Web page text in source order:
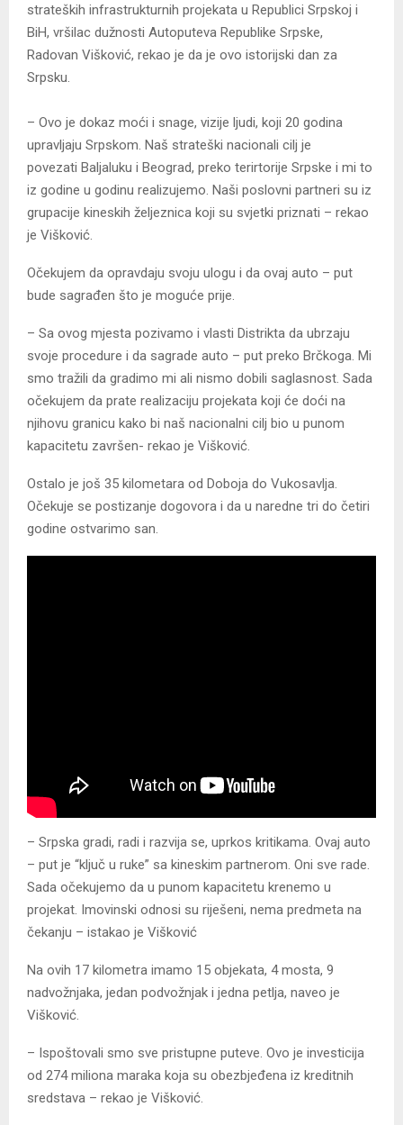
strateških infrastrukturnih projekata u Republici Srpskoj i
BiH, vršilac dužnosti Autoputeva Republike Srpske,
Radovan Višković, rekao je da je ovo istorijski dan za
Srpsku.
– Ovo je dokaz moći i snage, vizije ljudi, koji 20 godina
upravljaju Srpskom. Naš strateški nacionali cilj je
povezati Baljaluku i Beograd, preko terirtorije Srpske i mi to
iz godine u godinu realizujemo. Naši poslovni partneri su iz
grupacije kineskih željeznica koji su svjetki priznati – rekao
je Višković.
Očekujem da opravdaju svoju ulogu i da ovaj auto – put
bude sagrađen što je moguće prije.
– Sa ovog mjesta pozivamo i vlasti Distrikta da ubrzaju
svoje procedure i da sagrade auto – put preko Brčkoga. Mi
smo tražili da gradimo mi ali nismo dobili saglasnost. Sada
očekujem da prate realizaciju projekata koji će doći na
njihovu granicu kako bi naš nacionalni cilj bio u punom
kapacitetu završen- rekao je Višković.
Ostalo je još 35 kilometara od Doboja do Vukosavlja.
Očekuje se postizanje dogovora i da u naredne tri do četiri
godine ostvarimo san.
– Srpska gradi, radi i razvija se, uprkos kritikama. Ovaj auto
– put je “ključ u ruke” sa kineskim partnerom. Oni sve rade.
Sada očekujemo da u punom kapacitetu krenemo u
projekat. Imovinski odnosi su riješeni, nema predmeta na
čekanju – istakao je Višković
Na ovih 17 kilometra imamo 15 objekata, 4 mosta, 9
nadvožnjaka, jedan podvožnjak i jedna petlja, naveo je
Višković.
– Ispoštovali smo sve pristupne puteve. Ovo je investicija
od 274 miliona maraka koja su obezbjeđena iz kreditnih
sredstava – rekao je Višković.